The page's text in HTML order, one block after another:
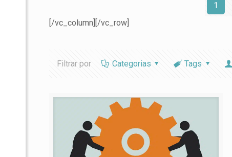
1
[/vc_column][/vc_row]
Filtrar por Categorias Tags